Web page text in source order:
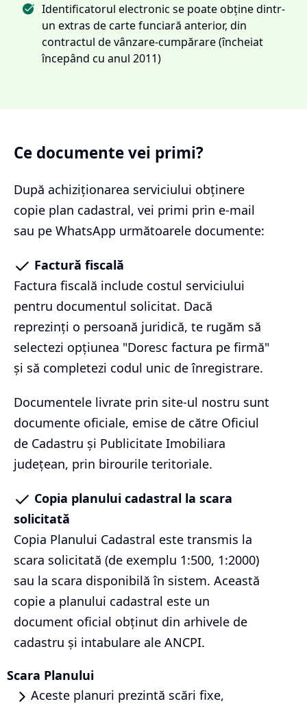
Identificatorul electronic se poate obține dintr-
un extras de carte funciară anterior, din
contractul de vânzare-cumpărare (încheiat
începând cu anul 2011)
Ce documente vei primi?
După achiziționarea serviciului obținere
copie plan cadastral, vei primi prin e-mail
sau pe WhatsApp următoarele documente:
Factură fiscală
Factura fiscală include costul serviciului
pentru documentul solicitat. Dacă
reprezinți o persoană juridică, te rugăm să
selectezi opțiunea "Doresc factura pe firmă"
și să completezi codul unic de înregistrare.
Documentele livrate prin site-ul nostru sunt
documente oficiale, emise de către Oficiul
de Cadastru și Publicitate Imobiliara
județean, prin birourile teritoriale.
Copia planului cadastral la scara
solicitată
Copia Planului Cadastral este transmis la
scara solicitată (de exemplu 1:500, 1:2000)
sau la scara disponibilă în sistem. Această
copie a planului cadastral este un
document oficial obținut din arhivele de
cadastru și intabulare ale ANCPI.
Scara Planului
Aceste planuri prezintă scări fixe,